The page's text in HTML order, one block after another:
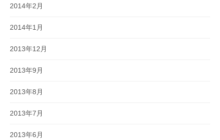
2014年2月
2014年1月
2013年12月
2013年9月
2013年8月
2013年7月
2013年6月